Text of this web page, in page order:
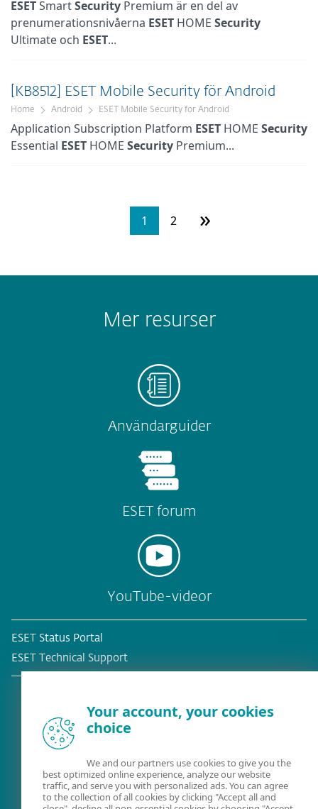
ESETSmartSecurity Premium är en del av
prenumerationsnivåerna ESET HOME Security
Ultimate och ESET...
[KB8512] ESET Mobile Security för Android
Home Android ESET Mobile Security for Android
Application Subscription Platform ESET HOME Security
Essential ESET HOME Security Premium...
1 2 »
Mer resurser
Användarguider
ESET forum
YouTube-videor
ESET Status Portal
ESET Technical Support
Your account, your cookies
choice
We and our partners use cookies to give you the
best optimized online experience, analyze our website
traffic, and serve you with personalized ads. You can agree
to the collection of all cookies by clicking "Accept all and